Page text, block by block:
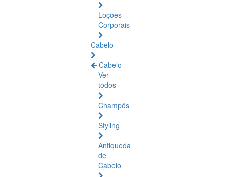
Loções
Corporais
Cabelo
Cabelo
Ver
todos
Champôs
Styling
Antiqueda
de
Cabelo